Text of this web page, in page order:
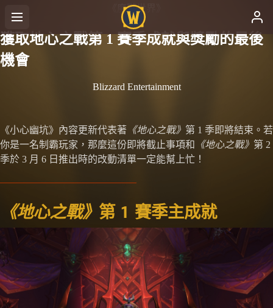
《魔獸世界》
獲取地心之戰第 1 賽季成就與獎勵的最後
機會
Blizzard Entertainment
《小心幽坑》內容更新代表著 《地心之戰》 第 1 季即將結束。若
你是一名制霸玩家，那麼這份即將截止事項和
《地心之戰》 第 2
季於 3 月 6 日推出時的改動清單一定能幫上忙！
《地心之戰》 第 1 賽季主成就